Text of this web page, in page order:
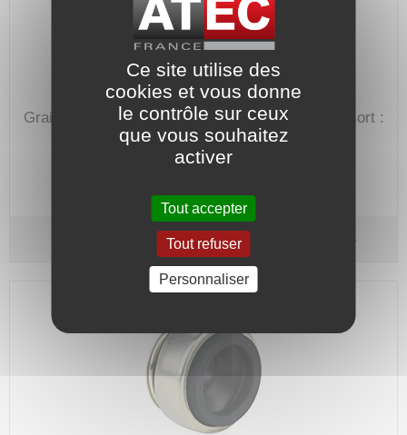
Grain mobile : Silicium.Joint : Viton - Cage/Ressort :
Inox 304.
Prix : 52,20 €HT
Bague mobile - Type CYT - Arbre Ø 15X KS-Vi-I4
Ce site utilise des
cookies et vous donne
le contrôle sur ceux
que vous souhaitez
activer
Tout accepter
Tout refuser
Personnaliser